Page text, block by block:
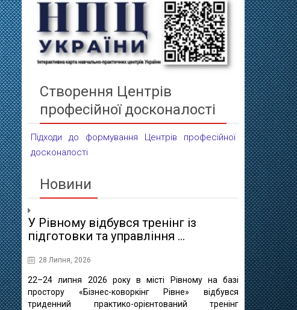
Створення Центрів
професійної досконалості
Підходи до формування Центрів професійної
досконалості
Новини
У Рівному відбувся тренінг із
підготовки та управління ...
28 Липня, 2026
22–24 липня 2026 року в місті Рівному на базі
простору «Бізнес-коворкінг Рівне» відбувся
триденний практико-орієнтований тренінг
освіти
16 Липня,
10 липня в
відбулася